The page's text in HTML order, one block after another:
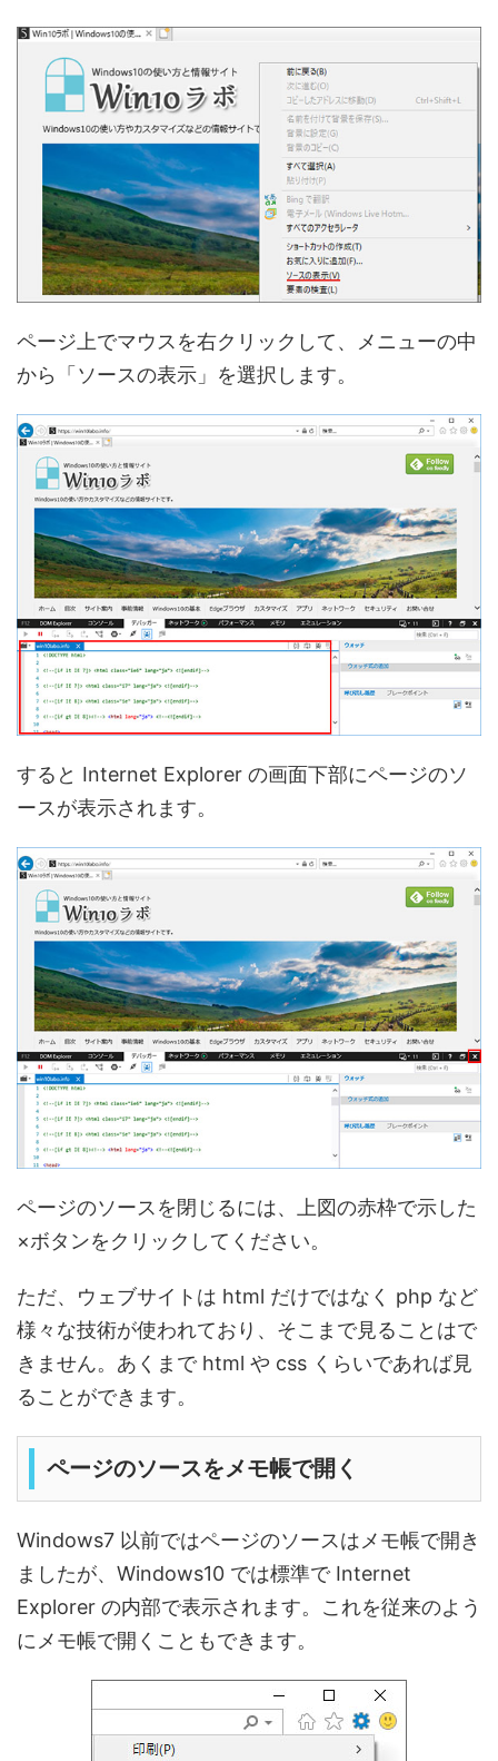
ページ上でマウスを右クリックして、メニューの中
から「ソースの表示」を選択します。
すると Internet Explorer の画面下部にページのソ
ースが表示されます。
ページのソースを閉じるには、上図の赤枠で示した
×ボタンをクリックしてください。
ただ、ウェブサイトは html だけではなく php など
様々な技術が使われており、そこまで見ることはで
きません。あくまで html や css くらいであれば見
ることができます。
ページのソースをメモ帳で開く
Windows7 以前ではページのソースはメモ帳で開き
ましたが、Windows10 では標準で Internet
Explorer の内部で表示されます。これを従来のよう
にメモ帳で開くこともできます。